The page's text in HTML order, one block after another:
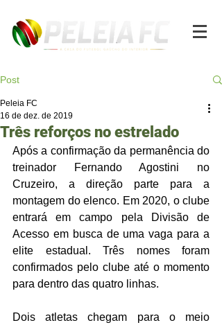
Post
Três reforços no estrelado
Peleia FC
16 de dez. de 2019
Após a confirmação da permanência do
treinador Fernando Agostini no
Cruzeiro, a direção parte para a
montagem do elenco. Em 2020, o clube
entrará em campo pela Divisão de
Acesso em busca de uma vaga para a
elite estadual. Três nomes foram
confirmados pelo clube até o momento
para dentro das quatro linhas.
Dois atletas chegam para o meio